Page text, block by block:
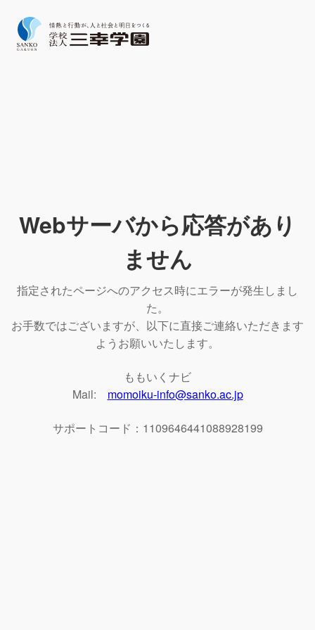
Webサーバから応答があり
ません
指定されたページへのアクセス時にエラーが発生しまし
た。
お手数ではございますが、以下に直接ご連絡いただきます
ようお願いいたします。
ももいくナビ
Mail: momoiku-info@sanko.ac.jp
サポートコード：1109646441088928199